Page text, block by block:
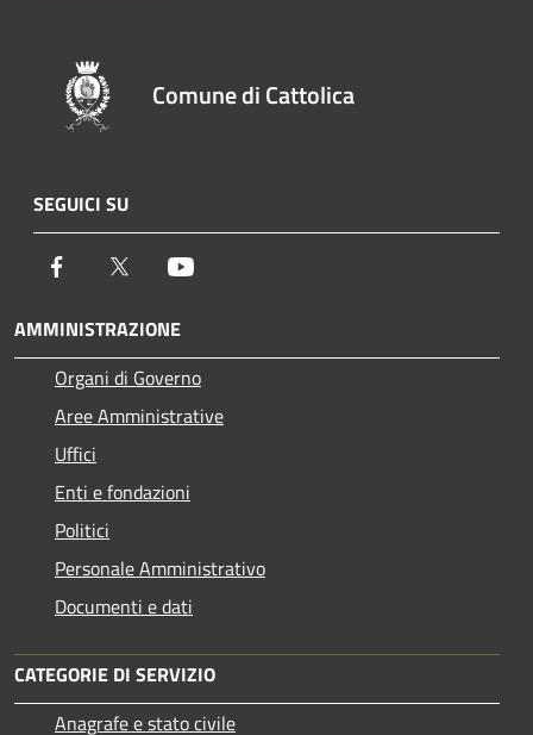
Comune di Cattolica
SEGUICI SU
Facebook Twitter
AMMINISTRAZIONE
Organi di Governo
Aree Amministrative
Uffici
Enti e fondazioni
Politici
Personale Amministrativo
Documenti e dati
CATEGORIE DI SERVIZIO
Anagrafe e stato civile